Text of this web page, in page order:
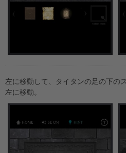
左に移動して、タイタンの足の下の
左に移動。